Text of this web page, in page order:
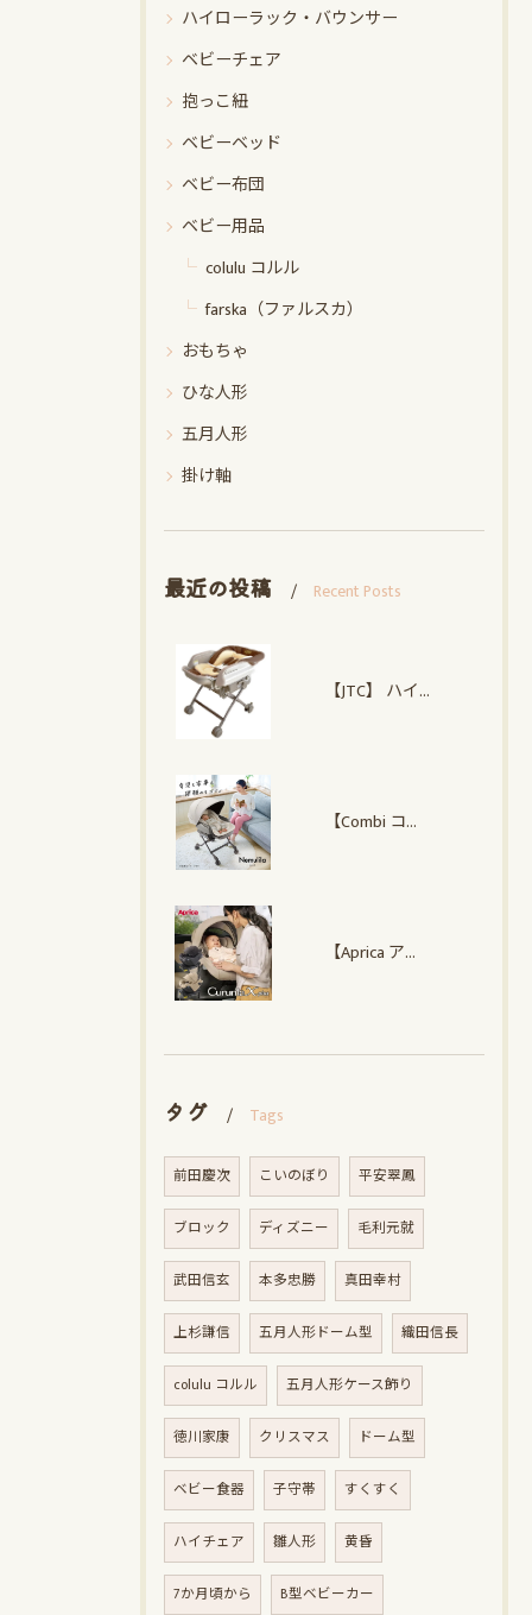
ハイローラック・バウンサー
ベビーチェア
抱っこ紐
ベビーベッド
ベビー布団
ベビー用品
colulu コルル
farska（ファルスカ）
おもちゃ
ひな人形
五月人形
掛け軸
最近の投稿 Recent Posts
【JTC】 ハイローオートスイングラック
【Combi コンビ】 ネムリラ Auto plus NS
【Aprica アップリカ】クルリラ エックス プラスAC
タグ Tags
前田慶次 こいのぼり 平安翠鳳
ブロック ディズニー 毛利元就
武田信玄 本多忠勝 真田幸村
上杉謙信 五月人形ドーム型 織田信長
colulu コルル 五月人形ケース飾り
徳川家康 クリスマス ドーム型
ベビー食器 子守帯 すくすく
ハイチェア 雛人形 黄昏
7か月頃から B型ベビーカー